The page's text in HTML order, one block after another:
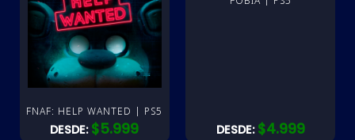
FNAF: HELP WANTED | PS5
DESDE: $5.999 DESDE: $4.999